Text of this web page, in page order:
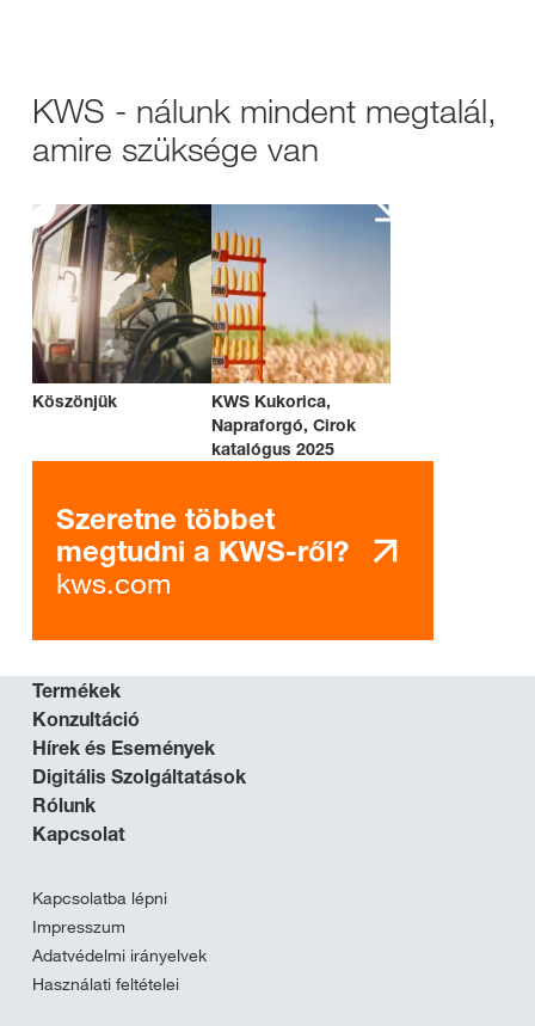
KWS - nálunk mindent megtalál,
amire szüksége van
Köszönjük
KWS Kukorica,
Napraforgó, Cirok
katalógus 2025
Szeretne többet
megtudni a KWS-ről?
kws.com
Termékek
Konzultáció
Hírek és Események
Digitális Szolgáltatások
Rólunk
Kapcsolat
Kapcsolatba lépni
Impresszum
Adatvédelmi irányelvek
Használati feltételei